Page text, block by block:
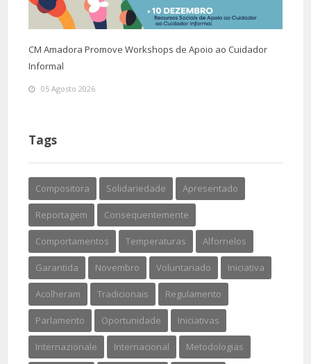
CM Amadora Promove Workshops de Apoio ao Cuidador
Informal
05 Agosto 2026
Tags
Compositora Solidariedade Apresentado
Reportagem Consequentemente
Comportamentos Temperaturas Alfornelos
Garantida Novembro Voluntariado Iniciativa
Acolheram Tradicionais Regulamento
Parlamento Oportunidade Iniciativas
Internazionale Internacional Metodologias